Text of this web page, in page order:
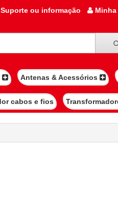
Suporte ou informação
Antenas & Acessórios
cabos e fios